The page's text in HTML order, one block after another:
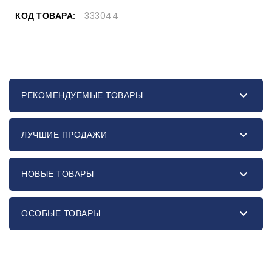
КОД ТОВАРА: 333044
РЕКОМЕНДУЕМЫЕ ТОВАРЫ 
ЛУЧШИЕ ПРОДАЖИ 
НОВЫЕ ТОВАРЫ 
ОСОБЫЕ ТОВАРЫ 